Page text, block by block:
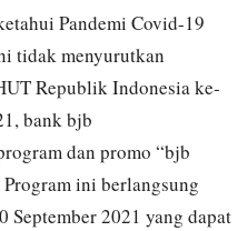
Pandemi Covid-19
tidak menyurutkan
Republik Indonesia ke-
bank bjb
dan promo “bjb
ini berlangsung
September 2021 yang dapat